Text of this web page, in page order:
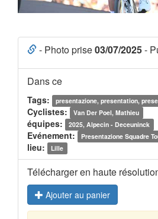
- Photo prise03/07/2025-
Dans ce
Tags: presentazione, presentation,
Cyclistes: Van Der Poel, Mathieu
équipes: 2025, Alpecin - Deceuninck
Evénement: Presentazione Squadre
lieu: Lille
Télécharger en haute
Ajouter au panier